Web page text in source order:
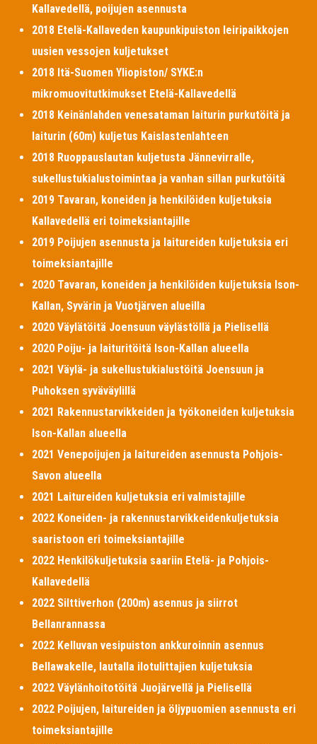
Kallavedellä, poijujen asennusta
2018 Etelä-Kallaveden kaupunkipuiston leiripaikkojen
uusien vessojen kuljetukset
2018 Itä-Suomen Yliopiston/ SYKE:n
mikromuovitutkimukset Etelä-Kallavedellä
2018 Keinänlahden venesataman laiturin purkutöitä ja
laiturin (60m) kuljetus Kaislastenlahteen
2018 Ruoppauslautan kuljetusta Jännevirralle,
sukellustukialustoimintaa ja vanhan sillan purkutöitä
2019 Tavaran, koneiden ja henkilöiden kuljetuksia
Kallavedellä eri toimeksiantajille
2019 Poijujen asennusta ja laitureiden kuljetuksia eri
toimeksiantajille
2020 Tavaran, koneiden ja henkilöiden kuljetuksia Ison-
Kallan, Syvärin ja Vuotjärven alueilla
2020 Väylätöitä Joensuun väylästöllä ja Pielisellä
2020 Poiju- ja laituritöitä Ison-Kallan alueella
2021 Väylä- ja sukellustukialustöitä Joensuun ja
Puhoksen syväväylillä
2021 Rakennustarvikkeiden ja työkoneiden kuljetuksia
Ison-Kallan alueella
2021 Venepoijujen ja laitureiden asennusta Pohjois-
Savon alueella
2021 Laitureiden kuljetuksia eri valmistajille
2022 Koneiden- ja rakennustarvikkeidenkuljetuksia
saaristoon eri toimeksiantajille
2022 Henkilökuljetuksia saariin Etelä- ja Pohjois-
Kallavedellä
2022 Silttiverhon (200m) asennus ja siirrot
Bellanrannassa
2022 Kelluvan vesipuiston ankkuroinnin asennus
Bellawakelle, lautalla ilotulittajien kuljetuksia
2022 Väylänhoitotöitä Juojärvellä ja Pielisellä
2022 Poijujen, laitureiden ja öljypuomien asennusta eri
toimeksiantajille